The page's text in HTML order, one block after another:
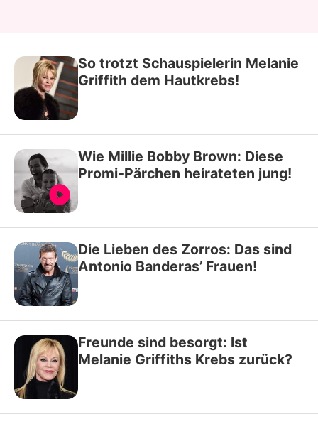
So trotzt Schauspielerin Melanie
Griffith dem Hautkrebs!
Wie Millie Bobby Brown: Diese
Promi-Pärchen heirateten jung!
Die Lieben des Zorros: Das sind
Antonio Banderas’ Frauen!
Freunde sind besorgt: Ist
Melanie Griffiths Krebs zurück?